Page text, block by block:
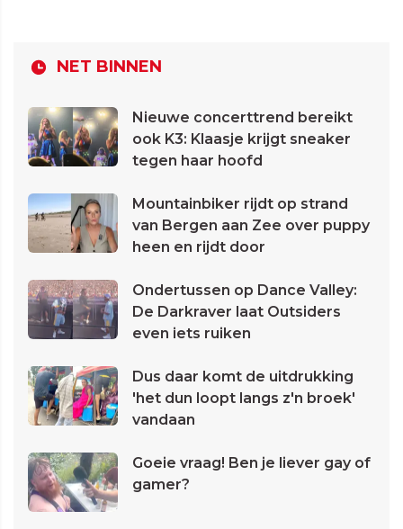
NET BINNEN
Nieuwe concerttrend bereikt
ook K3: Klaasje krijgt sneaker
tegen haar hoofd
Mountainbiker rijdt op strand
van Bergen aan Zee over puppy
heen en rijdt door
Ondertussen op Dance Valley:
De Darkraver laat Outsiders
even iets ruiken
Dus daar komt de uitdrukking
'het dun loopt langs z'n broek'
vandaan
Goeie vraag! Ben je liever gay of
gamer?